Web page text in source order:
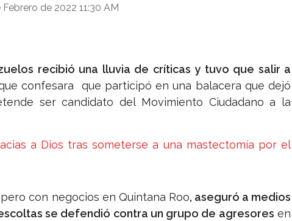
de 2022 11:30 AM
recibió una lluvia de críticas y tuvo que salir a
confesara que participó en una balacera que dejó
ser candidato del Movimiento Ciudadano a la
a Dios tras someterse a una mastectomía por el
con negocios en Quintana Roo, aseguró a medios
se defendió contra un grupo de agresores en